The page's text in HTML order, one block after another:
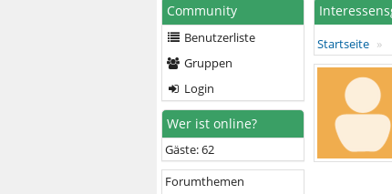
Community
Benutzerliste
Gruppen
Login
Wer ist online?
Gäste: 62
Forumthemen
Startseite